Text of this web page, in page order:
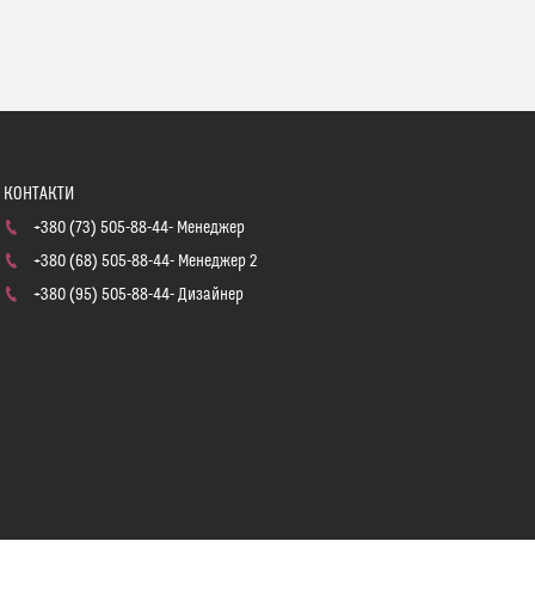
+380 (73) 505-88-44 Менеджер
+380 (68) 505-88-44 Менеджер 2
+380 (95) 505-88-44 Дизайнер